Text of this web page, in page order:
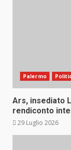
Palermo
Ars, insediato
rendiconto
29 Luglio 2026